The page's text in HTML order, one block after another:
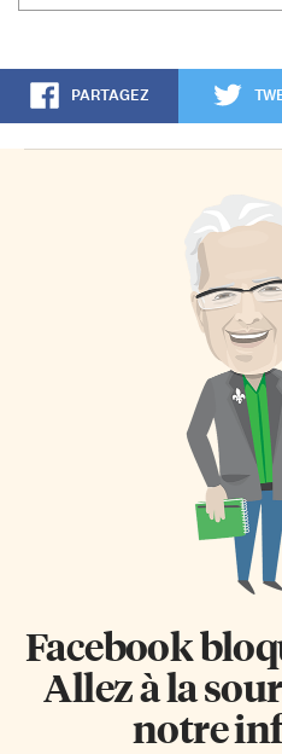
PARTAGEZ
Facebook
Allez à la
notre